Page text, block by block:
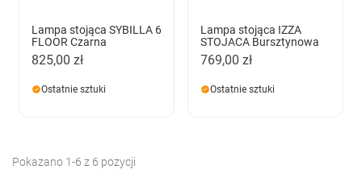
Lampa stojąca SYBILLA 6
FLOOR Czarna
825,00 zł
Ostatnie sztuki
Lampa stojąca IZZA
STOJACA Bursztynowa
769,00 zł
Ostatnie sztuki
Pokazano 1-6 z 6 pozycji